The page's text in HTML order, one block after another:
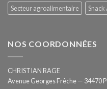
Secteur agroalimentaire
Snack
NOS COORDONNÉES
CHRISTIAN RAGE
Avenue Georges Frêche — 34470